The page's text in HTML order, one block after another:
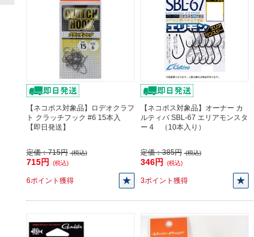
【ネコポス対象品】ロデオクラフ
ト クラッチフック #6 15本入
【即日発送】
定価：715円 (税込)
715円 (税込)
6ポイント獲得
【ネコポス対象品】オーナー カ
ルティバ SBL-67 エリアモンスタ
ー 4 （10本入り）
定価：385円 (税込)
346円 (税込)
3ポイント獲得